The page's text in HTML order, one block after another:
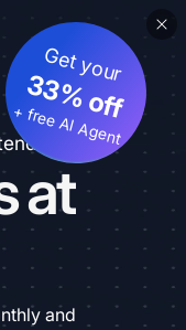
at
Get your
33% off
+ free AI Agent
and